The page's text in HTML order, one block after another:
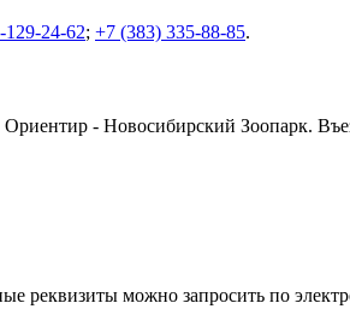
129-24-62; +7 (383) 335-88-85.
- Новосибирский Зоопарк.
реквизиты можно запросить по